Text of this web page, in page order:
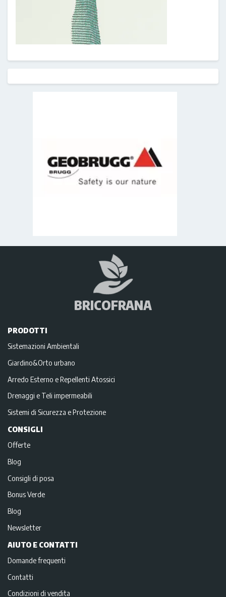
BRICOFRANA
PRODOTTI
Sistemazioni Ambientali
Giardino&Orto urbano
Arredo Esterno e Repellenti Atossici
Drenaggi e Teli impermeabili
Sistemi di Sicurezza e Protezione
CONSIGLI
Offerte
Blog
Consigli di posa
Bonus Verde
Blog
Newsletter
AIUTO E CONTATTI
Domande frequenti
Contatti
Condizioni di vendita